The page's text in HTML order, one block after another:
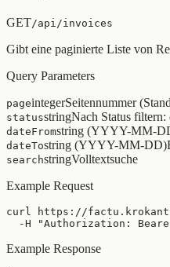
GET/api/invoices
Gibt eine paginierte Liste von
Query Parameters
pageintegerSeitennummer
statusstringNach Status filtern:
dateFromstring (YYYY-MM-
dateTostring (YYYY-MM-DD)
searchstringVolltextsuche
Example Request
curl https://
-H "Authorization:
Example Response